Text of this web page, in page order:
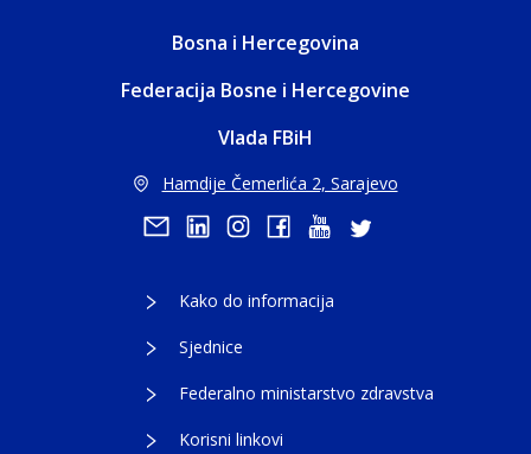
Bosna i Hercegovina
Federacija Bosne i Hercegovine
Vlada FBiH
Hamdije Čemerlića 2, Sarajevo
Kako do informacija
Sjednice
Federalno ministarstvo zdravstva
Korisni linkovi